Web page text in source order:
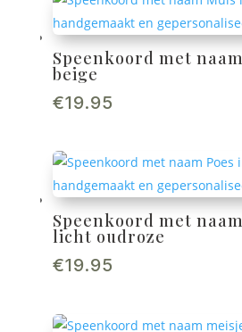
Speenkoord met
beige
€19.95
Speenkoord met
licht oudroze
€19.95